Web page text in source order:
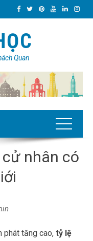
Quan
nhân có
phát tăng cao, tỷ lệ